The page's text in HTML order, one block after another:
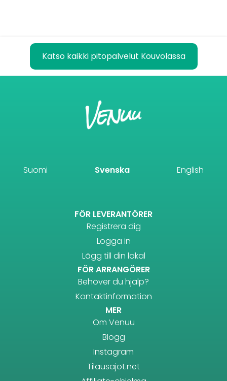
Katso kaikki pitopalvelut Kouvolassa
Suomi Svenska English
FÖR LEVERANTÖRER
Registrera dig
Logga in
Lägg till din lokal
FÖR ARRANGÖRER
Behöver du hjälp?
Kontaktinformation
MER
Om Venuu
Blogg
Instagram
Tilausajot.net